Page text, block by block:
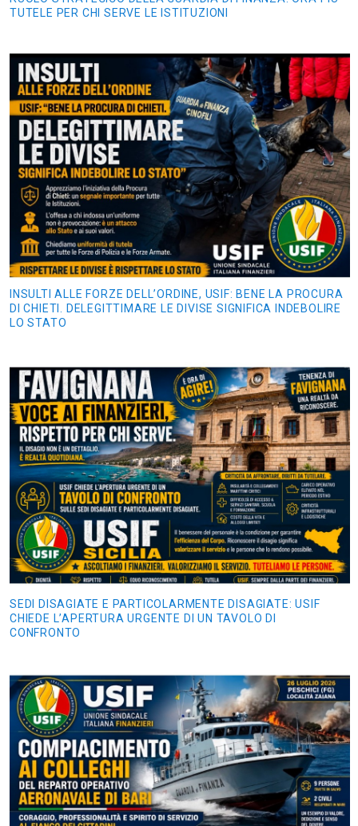
TUTELE PER CHI SERVE LE ISTITUZIONI
INSULTI ALLE FORZE DELL’ORDINE, USIF: BENE LA PROCURA
DI CHIETI. DELEGITTIMARE LE DIVISE SIGNIFICA INDEBOLIRE
LO STATO
SEDI DISAGIATE E PARTICOLARMENTE DISAGIATE: USIF
CHIEDE L’APERTURA URGENTE DI UN TAVOLO DI
CONFRONTO